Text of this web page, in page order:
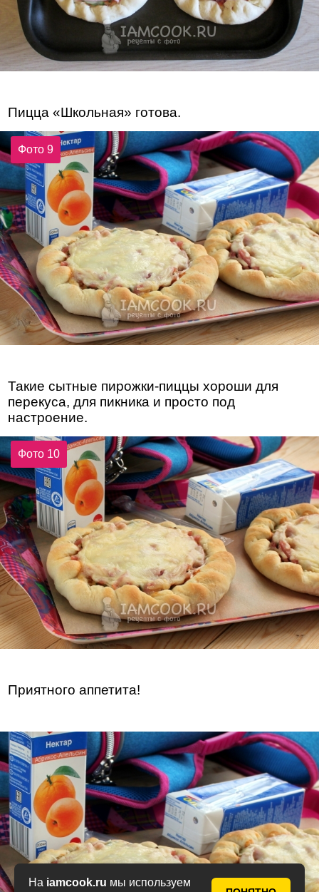
На iamcook.ru мы используем
Пицца «Школьная» готова.
Фото 9
Такие сытные пирожки-пиццы хороши для
перекуса, для пикника и просто под
настроение.
Фото 10
Приятного аппетита!